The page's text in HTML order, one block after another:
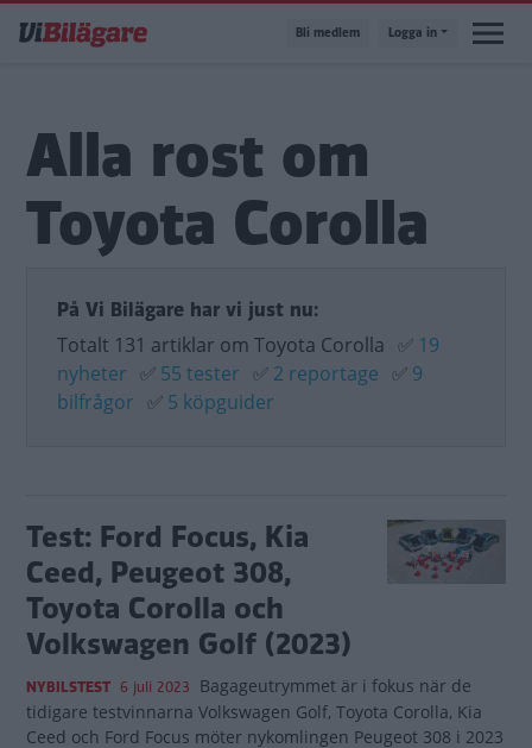
till
Bli medlem Logga in
Alla rost om
Toyota Corolla
På Vi Bilägare har vi just nu:
Totalt 131 artiklar om Toyota Corolla ✅ 19
nyheter ✅ 55 tester ✅ 2 reportage ✅ 9
bilfrågor ✅ 5 köpguider
Test: Ford Focus, Kia
Ceed, Peugeot 308,
Toyota Corolla och
Volkswagen Golf (2023)
NYBILSTEST 6 juli 2023 Bagageutrymmet är i fokus när de
tidigare testvinnarna Volkswagen Golf, Toyota Corolla, Kia
Ceed och Ford Focus möter nykomlingen Peugeot 308 i 2023